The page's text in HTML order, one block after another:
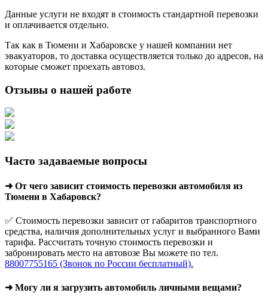
Данные услуги не входят в стоимость стандартной перевозки
и оплачивается отдельно.
Так как в Тюмени и Хабаровске у нашей компании нет
эвакуаторов, то доставка осуществляется только до адресов, на
которые сможет проехать автовоз.
Отзывы о нашей работе
Часто задаваемые вопросы
➜ От чего зависит стоимость перевозки автомобиля из
Тюмени в Хабаровск?
✅ Стоимость перевозки зависит от габаритов транспортного
средства, наличия дополнительных услуг и выбранного Вами
тарифа. Рассчитать точную стоимость перевозки и
забронировать место на автовозе Вы можете по тел.
88007755165 (Звонок по России бесплатный).
➜ Могу ли я загрузить автомобиль личными вещами?